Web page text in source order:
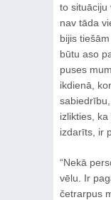
to situāciju
nav tāda
bijis
būtu aso
puses
ikdienā,
izlikties,
izdarīts, ir
“Nekā
vēlu. Ir
četrarpus